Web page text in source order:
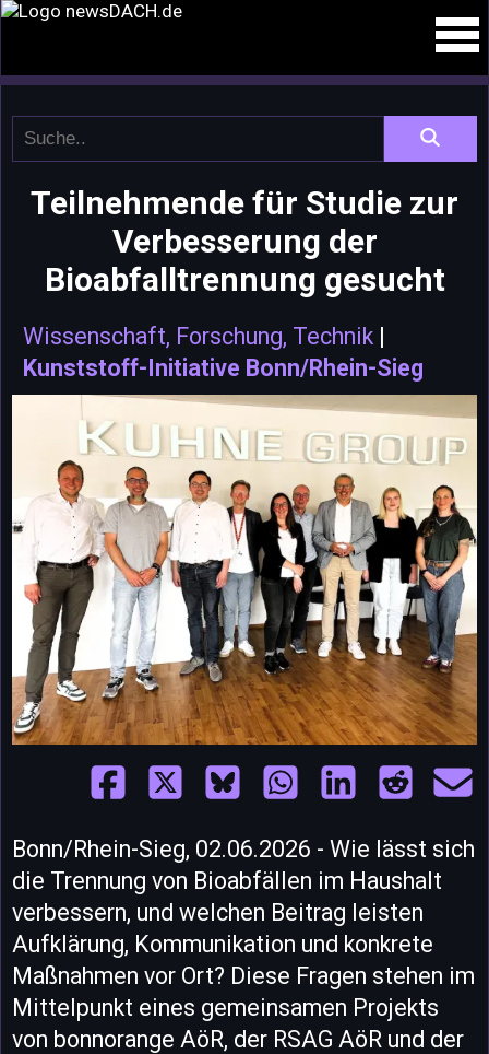
Teilnehmende für Studie zur
Verbesserung der
Bioabfalltrennung gesucht
Wissenschaft, Forschung, Technik |
Kunststoff-Initiative Bonn/Rhein-Sieg
Bonn/Rhein-Sieg, 02.06.2026 - Wie lässt sich
die Trennung von Bioabfällen im Haushalt
verbessern, und welchen Beitrag leisten
Aufklärung, Kommunikation und konkrete
Maßnahmen vor Ort? Diese Fragen stehen im
Mittelpunkt eines gemeinsamen Projekts
von bonnorange AöR, der RSAG AöR und der